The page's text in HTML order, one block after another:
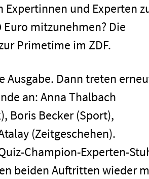
und Experten
mitzunehmen? Die
Primetime im ZDF.
Ausgabe. Dann treten
an: Anna Thalbach
Boris Becker (Sport),
(Zeitgeschehen).
Champion-Experten-
beiden Auftritten wieder